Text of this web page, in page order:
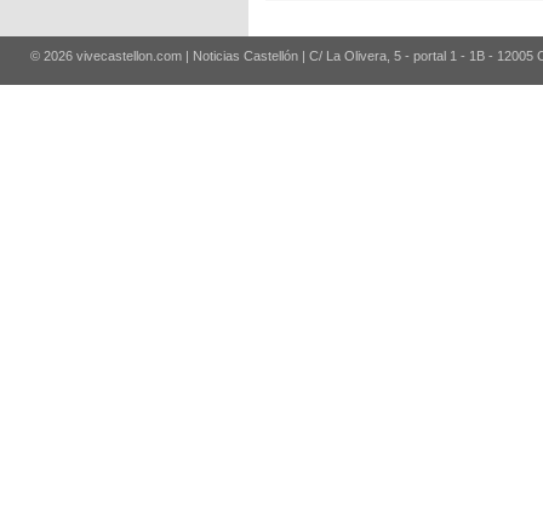
© 2026 vivecastellon.com | Noticias Castellón | C/ La Olivera, 5 - portal 1 - 1B - 12005